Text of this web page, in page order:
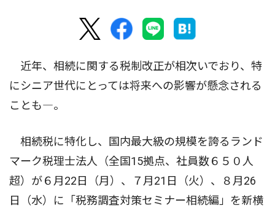
近年、相続に関する税制改正が相次いでおり、特
にシニア世代にとっては将来への影響が懸念される
ことも―。
相続税に特化し、国内最大級の規模を誇るランド
マーク税理士法人（全国15拠点、社員数６５０人
超）が６月22日（月）、７月21日（火）、８月26
日（水）に「税務調査対策セミナー相続編」を新横